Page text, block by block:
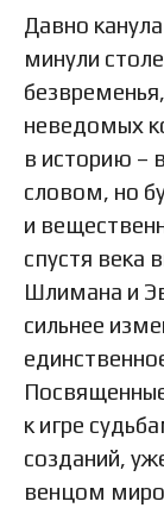
Давно
минули
неведомых
в историю –
словом, но
и
спустя века
Шлимана и
сильнее
к игре
созданий,
венцом